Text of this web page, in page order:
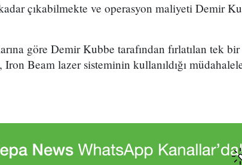
çıkabilmekte ve operasyon maliyeti Demir
göre Demir Kubbe tarafından fırlatılan tek
Beam lazer sisteminin kullanıldığı